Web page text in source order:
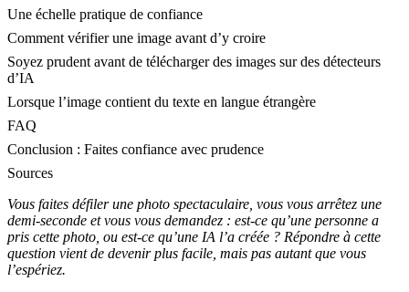
Une échelle pratique de confiance
Comment vérifier une image avant d’y croire
Soyez prudent avant de télécharger des images sur des détecteurs
d’IA
Lorsque l’image contient du texte en langue étrangère
FAQ
Conclusion : Faites confiance avec prudence
Sources
Vous faites défiler une photo spectaculaire, vous vous arrêtez une
demi-seconde et vous vous demandez : est-ce qu’une personne a
pris cette photo, ou est-ce qu’une IA l’a créée ? Répondre à cette
question vient de devenir plus facile, mais pas autant que vous
l’espériez.